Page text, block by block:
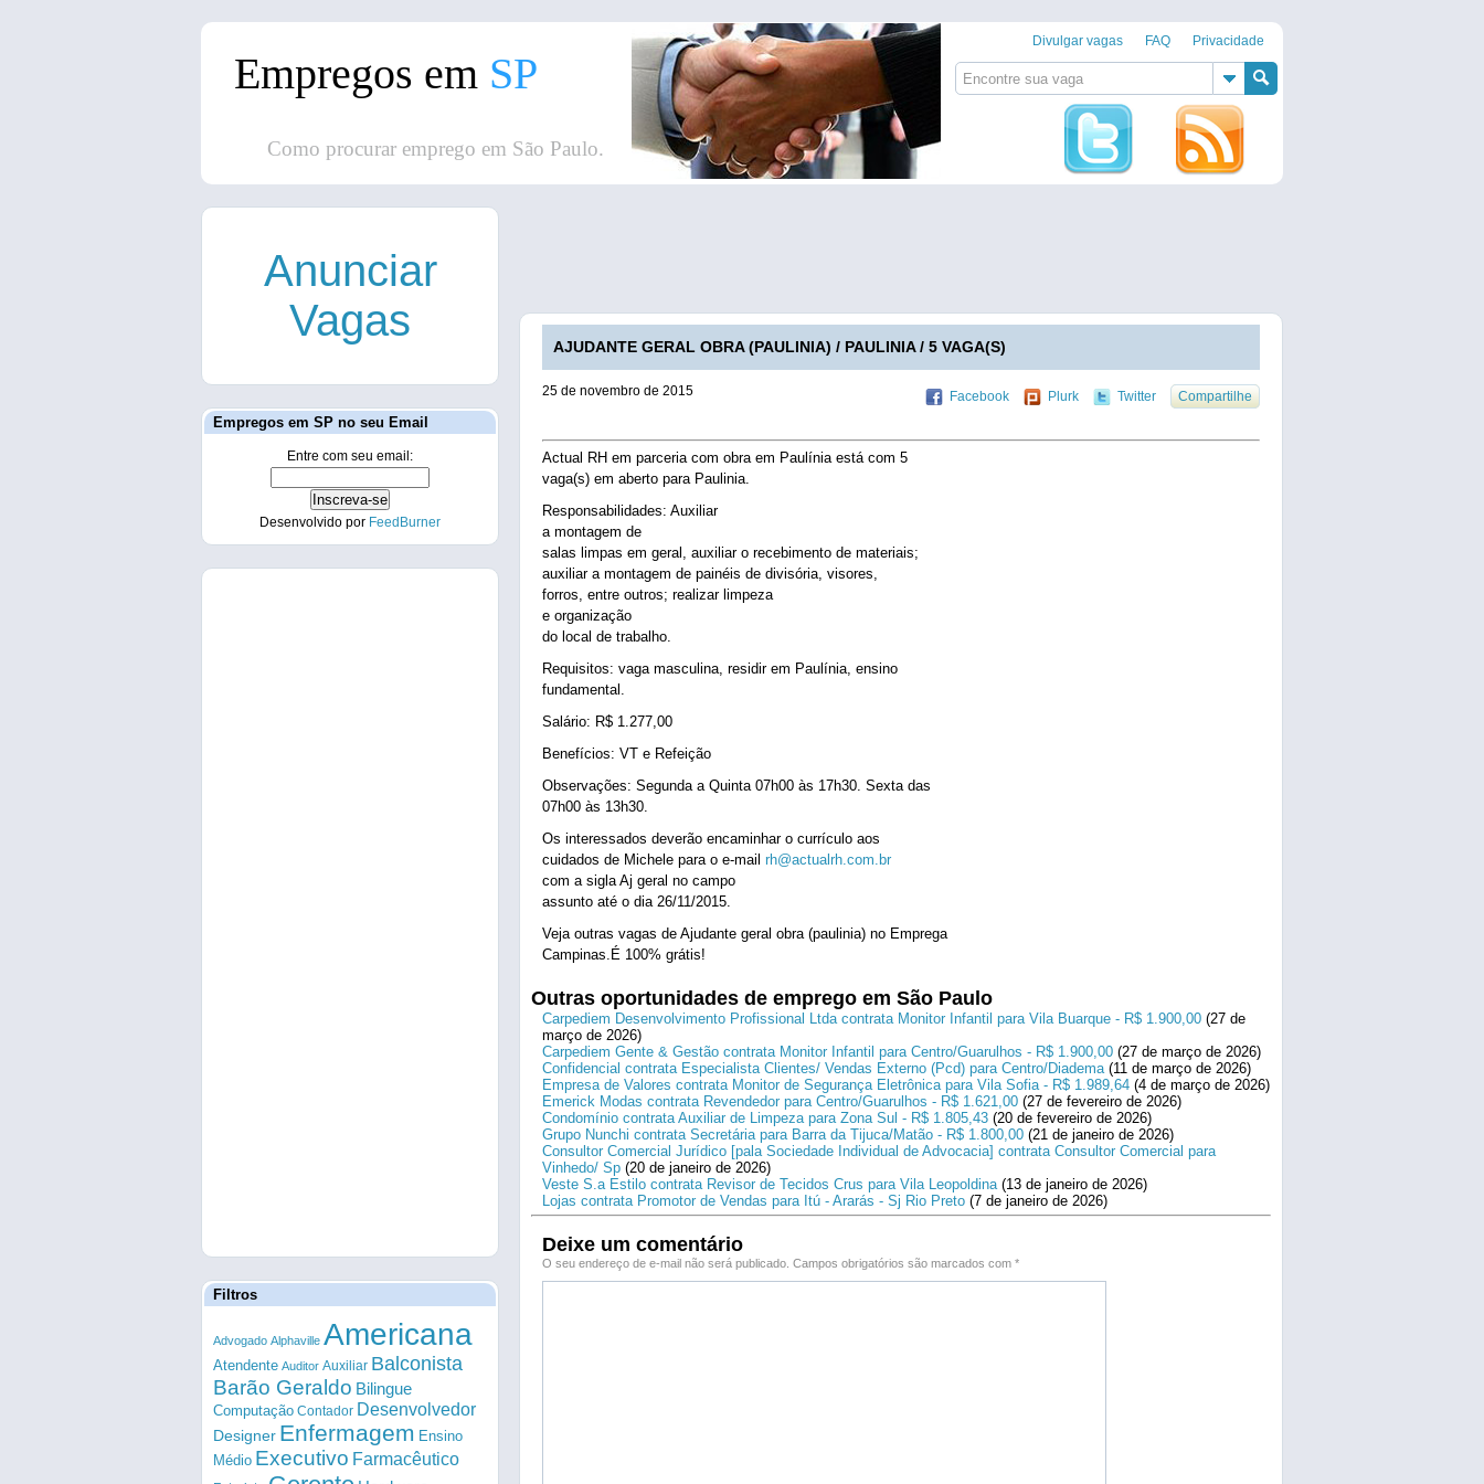
Divulgar vagas FAQ Privacidade
Empregos em SP
Como procurar emprego em São Paulo.
AJUDANTE GERAL OBRA (PAULINIA) / PAULINIA / 5 VAGA(S)
25 de novembro de 2015 Facebook Plurk Twitter Compartilhe
Actual RH em parceria com obra em Paulínia está com 5
vaga(s) em aberto para Paulinia.
Responsabilidades: Auxiliar
a montagem de
salas limpas em geral, auxiliar o recebimento de materiais;
auxiliar a montagem de painéis de divisória, visores,
forros, entre outros; realizar limpeza
e organização
do local de trabalho.
Requisitos: vaga masculina, residir em Paulínia, ensino
fundamental.
Salário: R$ 1.277,00
Benefícios: VT e Refeição
Observações: Segunda a Quinta 07h00 às 17h30. Sexta das
07h00 às 13h30.
Os interessados deverão encaminhar o currículo aos
cuidados de Michele para o e-mail rh@actualrh.com.br
com a sigla Aj geral no campo
assunto até o dia 26/11/2015.
Veja outras vagas de Ajudante geral obra (paulinia) no Emprega
Campinas.É 100% grátis!
Outras oportunidades de emprego em São Paulo
Carpediem Desenvolvimento Profissional Ltda contrata Monitor Infantil para Vila Buarque - R$ 1.900,00 (27 de
março de 2026)
Carpediem Gente & Gestão contrata Monitor Infantil para Centro/Guarulhos - R$ 1.900,00 (27 de março de 2026)
Confidencial contrata Especialista Clientes/ Vendas Externo (Pcd) para Centro/Diadema(11 de março de 2026)
Empresa de Valores contrata Monitor de Segurança Eletrônica para Vila Sofia - R$ 1.989,64 (4 de março de 2026)
Emerick Modas contrata Revendedor para Centro/Guarulhos - R$ 1.621,00 (27 de fevereiro de 2026)
Condomínio contrata Auxiliar de Limpeza para Zona Sul - R$ 1.805,43 (20 de fevereiro de 2026)
Grupo Nunchi contrata Secretária para Barra da Tijuca/Matão - R$ 1.800,00 (21 de janeiro de 2026)
Consultor Comercial Jurídico [pala Sociedade Individual de Advocacia] contrata Consultor Comercial para
Vinhedo/ Sp (20 de janeiro de 2026)
Veste S.a Estilo contrata Revisor de Tecidos Crus para Vila Leopoldina(13 de janeiro de 2026)
Lojas contrata Promotor de Vendas para Itú - Ararás - Sj Rio Preto (7 de janeiro de 2026)
Deixe um comentário
O seu endereço de e-mail não será publicado. Campos obrigatórios são marcados com *
Anunciar
Vagas
Empregos em SP no seu Email
Entre com seu email:
Desenvolvido por FeedBurner
Filtros
Advogado Alphaville Americana
Atendente Auditor Auxiliar Balconista
Barão Geraldo Bilingue
Computação Contador Desenvolvedor
Designer Enfermagem Ensino
Médio Executivo Farmacêutico